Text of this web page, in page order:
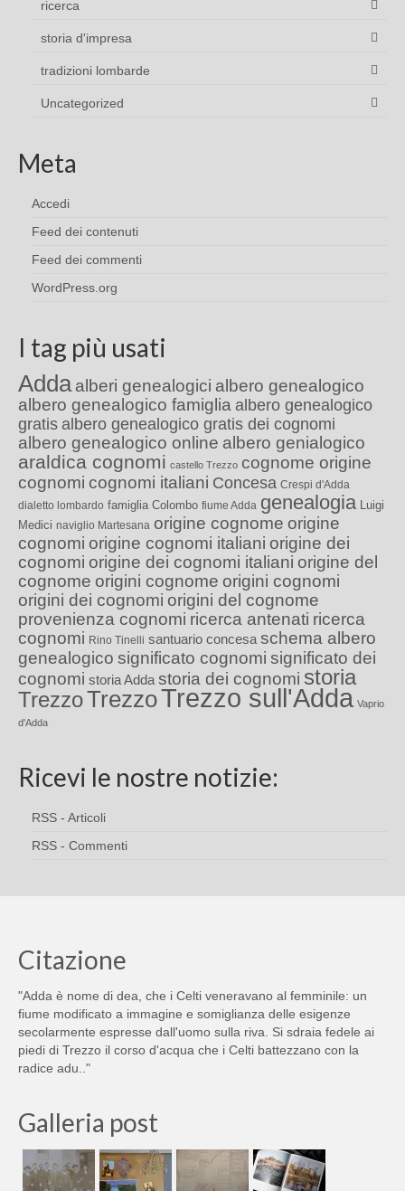
ricerca
storia d'impresa
tradizioni lombarde
Uncategorized
Meta
Accedi
Feed dei contenuti
Feed dei commenti
WordPress.org
I tag più usati
Adda alberi genealogici albero genealogico
albero genealogico famiglia albero genealogico
gratis albero genealogico gratis dei cognomi
albero genealogico online albero genialogico
araldica cognomi castello Trezzo cognome origine
cognomi cognomi italiani Concesa Crespi d'Adda
dialetto lombardo famiglia Colombo fiume Adda genealogia Luigi
Medici naviglio Martesana origine cognome origine
cognomi origine cognomi italiani origine dei
cognomi origine dei cognomi italiani origine del
cognome origini cognome origini cognomi
origini dei cognomi origini del cognome
provenienza cognomi ricerca antenati ricerca
cognomi Rino Tinelli santuario concesa schema albero
genealogico significato cognomi significato dei
cognomi storia Adda storia dei cognomi storia
TrezzoTrezzoTrezzo sull'Adda Vaprio
d'Adda
Ricevi le nostre notizie:
RSS - Articoli
RSS - Commenti
Citazione
"Adda è nome di dea, che i Celti veneravano al femminile: un
fiume modificato a immagine e somiglianza delle esigenze
secolarmente espresse dall'uomo sulla riva. Si sdraia fedele ai
piedi di Trezzo il corso d'acqua che i Celti battezzano con la
radice adu.."
Galleria post